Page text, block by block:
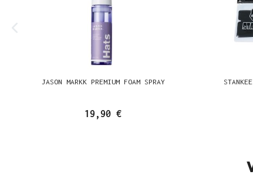
JASON MARKK PREMIUM FOAM SPRAY
19,90 €